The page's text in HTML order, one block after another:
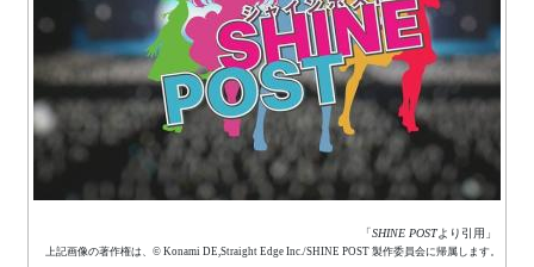
「SHINE POSTより引用」
上記画像の著作権は、© Konami DE,Straight Edge Inc./SHINE POST 製作委員会に帰属します。